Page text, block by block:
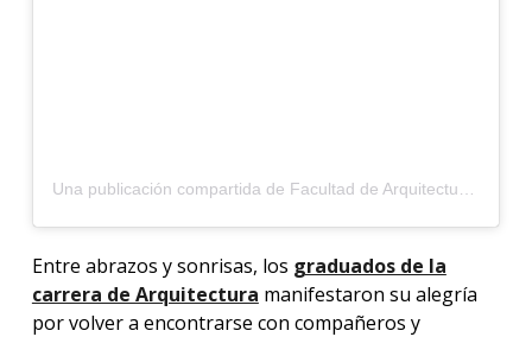
Entre abrazos y sonrisas, los graduados de la
carrera de Arquitectura manifestaron su alegría
por volver a encontrarse con compañeros y